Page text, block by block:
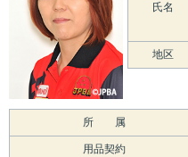
氏名
地区
所 属
用品契約